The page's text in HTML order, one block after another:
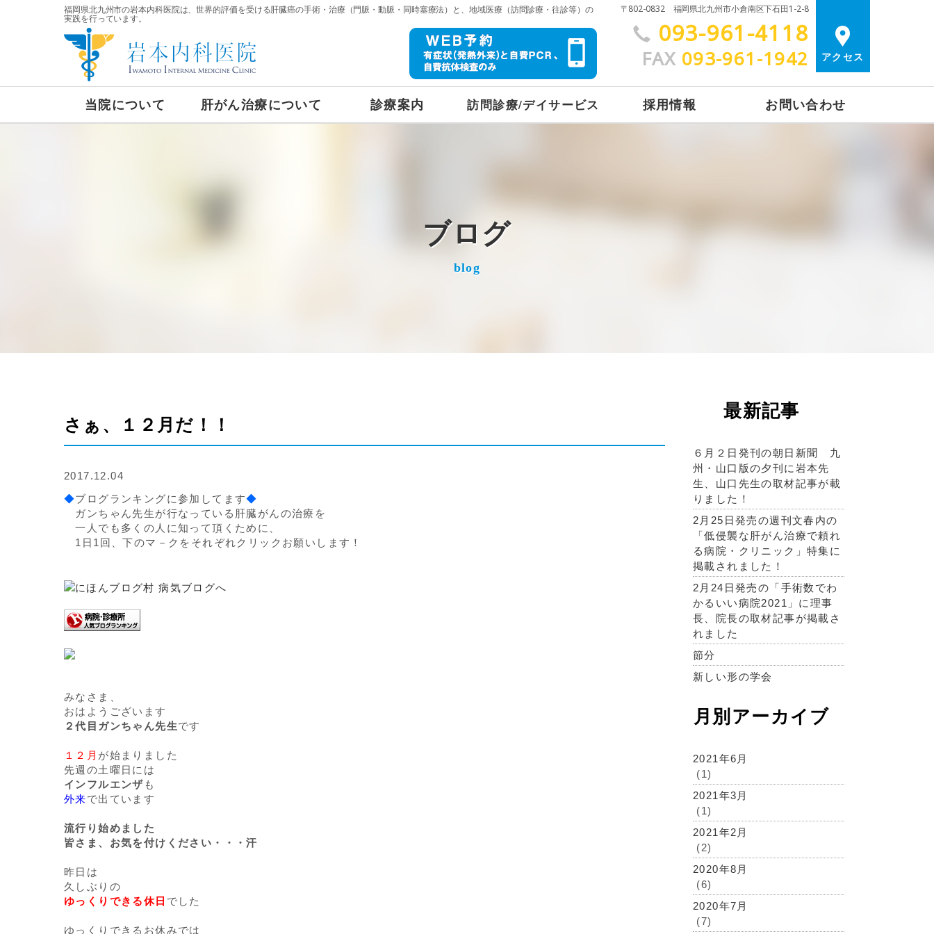
福岡県北九州市の岩本内科医院は、世界的評価を受ける肝臓癌の手術・治療（門脈・動脈・同時塞療法）と、地域医療（訪問診療・往診等）の
実践を行っています。
〒802-0832 福岡県北九州市小倉南区下石田1-2-8
093-961-4118
FAX 093-961-1942 アクセス
当院について 肝がん治療について 診療案内 訪問診療/デイサービス 採用情報 お問い合わせ
ブログ
blog
さぁ、１２月だ！！
2017.12.04
◆ブログランキングに参加してます◆
ガンちゃん先生が行なっている肝臓がんの治療を
一人でも多くの人に知って頂くために、
1日1回、下のマ－クをそれぞれクリックお願いします！
みなさま、
おはようございます
２代目ガンちゃん先生です
１２月 が始まりました
先週の土曜日には
インフルエンザ も
外来で出ています
流行り始めました
皆さま、お気を付けください・・・汗
昨日は
久しぶりの
ゆっくりできる休日 でした
ゆっくりできるお休みでは
最新記事
６月２日発刊の朝日新聞 九
州・山口版の夕刊に岩本先
生、山口先生の取材記事が載
りました！
2月25日発売の週刊文春内の
「低侵襲な肝がん治療で頼れ
る病院・クリニック」特集に
掲載されました！
2月24日発売の「手術数でわ
かるいい病院2021」に理事
長、院長の取材記事が掲載さ
れました
節分
新しい形の学会
月別アーカイブ
2021年6月
(1)
2021年3月
(1)
2021年2月
(2)
2020年8月
(6)
2020年7月
(7)